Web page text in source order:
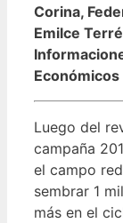
Corina,
Emilce
Luego del
campaña
el campo
sembrar 1
más en el